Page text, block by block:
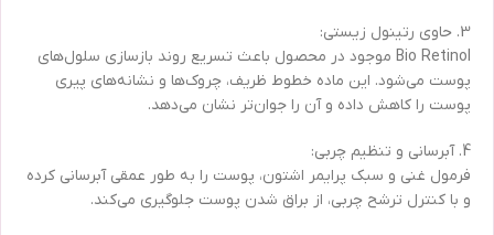
3. حاوی رتینول زیستی:
Bio Retinol موجود در محصول باعث تسریع روند بازسازی سلول‌های
پوست می‌شود. این ماده خطوط ظریف، چروک‌ها و نشانه‌های پیری
پوست را کاهش داده و آن را جوان‌تر نشان می‌دهد.
4. آبرسانی و تنظیم چربی:
فرمول غنی و سبک پرایمر اشتون، پوست را به طور عمقی آبرسانی کرده
و با کنترل ترشح چربی، از براق شدن پوست جلوگیری می‌کند.